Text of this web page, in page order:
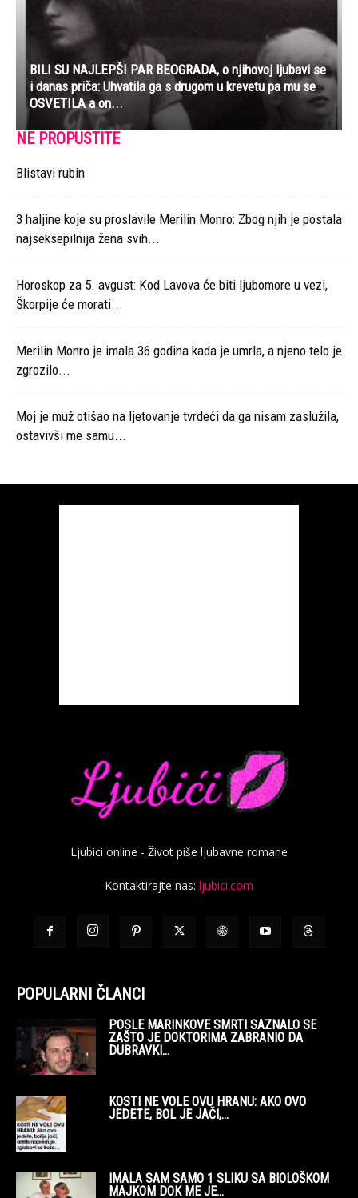
BILI SU NAJLEPŠI PAR BEOGRADA, o njihovoj ljubavi se
i danas priča: Uhvatila ga s drugom u krevetu pa mu se
OSVETILA a on...
NE PROPUSTITE
Blistavi rubin
3 haljine koje su proslavile Merilin Monro: Zbog njih je postala
najseksepilnija žena svih...
Horoskop za 5. avgust: Kod Lavova će biti ljubomore u vezi,
Škorpije će morati...
Merilin Monro je imala 36 godina kada je umrla, a njeno telo je
zgrozilo...
Moj je muž otišao na ljetovanje tvrdeći da ga nisam zaslužila,
ostavivši me samu...
Ljubici online - Život piše ljubavne romane
Kontaktirajte nas: ljubici.com
POPULARNI ČLANCI
POSLE MARINKOVE SMRTI SAZNALO SE
ZAŠTO JE DOKTORIMA ZABRANIO DA
DUBRAVKI...
KOSTI NE VOLE OVU HRANU: AKO OVO
JEDETE, BOL JE JAČI,...
IMALA SAM SAMO 1 SLIKU SA BIOLOŠKOM
MAJKOM DOK ME JE...